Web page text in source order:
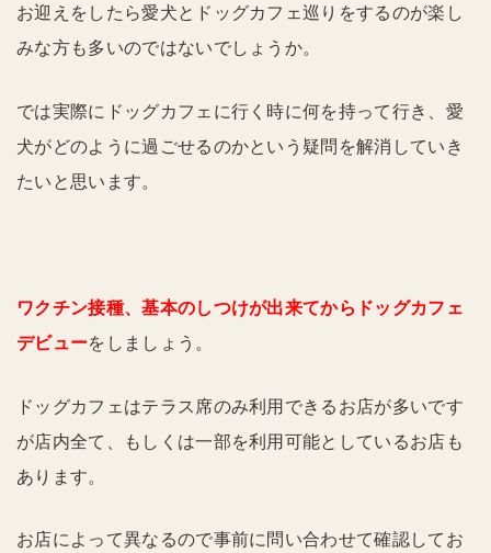
お迎えをしたら愛犬とドッグカフェ巡りをするのが楽し
みな方も多いのではないでしょうか。
では実際にドッグカフェに行く時に何を持って行き、愛
犬がどのように過ごせるのかという疑問を解消していき
たいと思います。
ワクチン接種、基本のしつけが出来てからドッグカフェ
デビューをしましょう。
ドッグカフェはテラス席のみ利用できるお店が多いです
が店内全て、もしくは一部を利用可能としているお店も
あります。
お店によって異なるので事前に問い合わせて確認してお